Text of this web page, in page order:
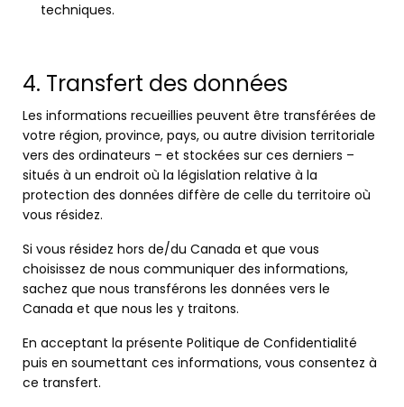
techniques.
4. Transfert des données
Les informations recueillies peuvent être transférées de
votre région, province, pays, ou autre division territoriale
vers des ordinateurs – et stockées sur ces derniers –
situés à un endroit où la législation relative à la
protection des données diffère de celle du territoire où
vous résidez.
Si vous résidez hors de/du Canada et que vous
choisissez de nous communiquer des informations,
sachez que nous transférons les données vers le
Canada et que nous les y traitons.
En acceptant la présente Politique de Confidentialité
puis en soumettant ces informations, vous consentez à
ce transfert.